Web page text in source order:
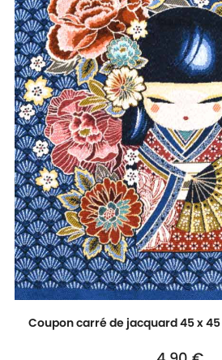
Coupon carré de jacquard 45 x
Prix